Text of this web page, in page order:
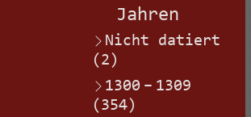
Jahren
Nicht datiert
(2)
1300 – 1309
(354)